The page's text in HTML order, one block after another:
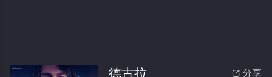
 分享
德古拉